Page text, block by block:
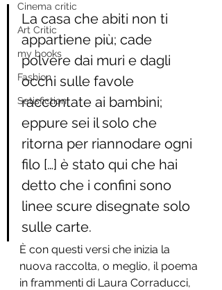
Cinema critic
Art Critic
my books
Fashion
Satisfiction
La casa che abiti non ti
appartiene più; cade
polvere dai muri e dagli
occhi sulle favole
raccontate ai bambini;
eppure sei il solo che
ritorna per riannodare ogni
filo […] è stato qui che hai
detto che i confini sono
linee scure disegnate solo
sulle carte.
È con questi versi che inizia la
nuova raccolta, o meglio, il poema
in frammenti di Laura Corraducci,